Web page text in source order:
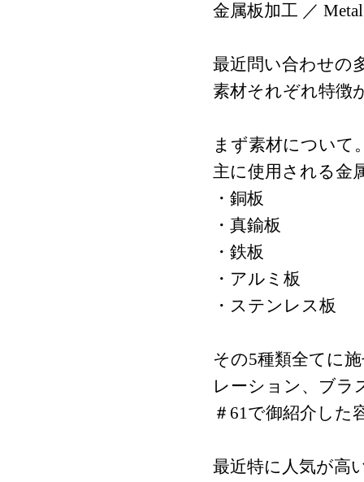
金属板加工 ／ Metal
最近問い合わせの
素材それぞれ特徴
まず素材について
主に使用される金
・銅板
・真鍮板
・鉄板
・アルミ板
・ステンレス板
その5種類全てに
レーション、ブラ
＃‎61で御紹介した
最近特に人気が高